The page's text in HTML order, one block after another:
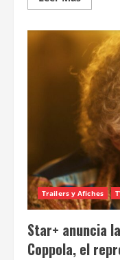
más
barro,
un
spinoff
de
El
inicia
su
rodaje
y
su
elenco
Trailers y Afiches
Star+ anuncia
Coppola, el